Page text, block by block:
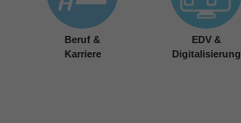
Beruf &
Karriere
EDV &
Digitalisierung